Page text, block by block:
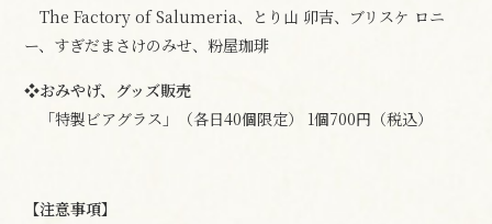
The Factory of Salumeria、とり山 卯吉、ブリスケ ロニ
ー、すぎだまさけのみせ、粉屋珈琲
❖おみやげ、グッズ販売
「特製ビアグラス」（各日40個限定） 1個700円（税込）
【注意事項】